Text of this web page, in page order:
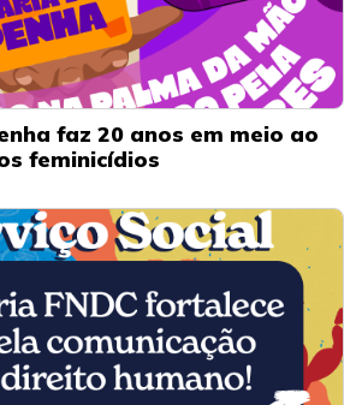
faz 20 anos em meio ao
feminicídios